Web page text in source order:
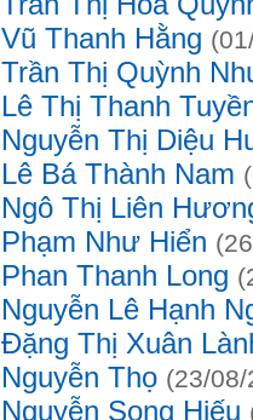
Vũ Thanh Hằng
Trần Thị Quỳnh
Lê Thị Thanh
Nguyễn Thị Diệu
Lê Bá Thành Nam
Ngô Thị Liên
Phạm Như Hiển
Phan Thanh Long
Nguyễn Lê Hạnh
Đặng Thị Xuân
Nguyễn Thọ (23/
Nguyễn Song Hiếu